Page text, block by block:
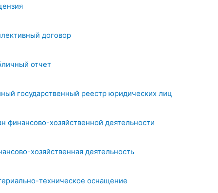
договор
отчет
государственный реестр юридических лиц
финансово-хозяйственной деятельности
хозяйственная деятельность
техническое оснащение